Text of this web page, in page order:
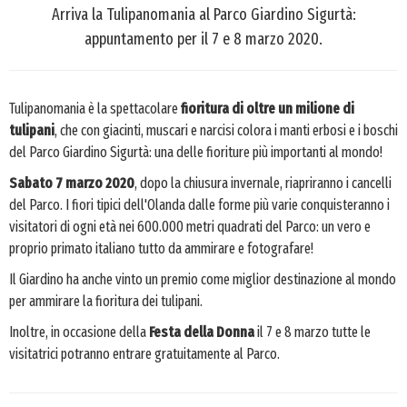
Arriva la Tulipanomania al Parco Giardino Sigurtà:
appuntamento per il 7 e 8 marzo 2020.
Tulipanomania è la spettacolarefioritura di oltre un milione di
tulipani, che con giacinti, muscari e narcisi colora i manti erbosi e i boschi
del Parco Giardino Sigurtà: una delle fioriture più importanti al mondo!
Sabato 7 marzo 2020, dopo la chiusura invernale, riapriranno i cancelli
del Parco. I fiori tipici dell'Olanda dalle forme più varie conquisteranno i
visitatori di ogni età nei 600.000 metri quadrati del Parco: un vero e
proprio primato italiano tutto da ammirare e fotografare!
Il Giardino ha anche vinto un premio come miglior destinazione al mondo
per ammirare la fioritura dei tulipani.
Inoltre, in occasione della Festa della Donnail 7 e 8 marzo tutte le
visitatrici potranno entrare gratuitamente al Parco.